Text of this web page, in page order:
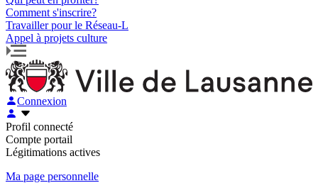
Comment s'inscrire?
Travailler pour le Réseau-L
Appel à projets culture
Connexion
Profil connecté
Compte portail
Légitimations actives
Ma page personnelle